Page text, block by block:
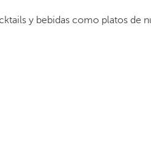
y bebidas como platos de